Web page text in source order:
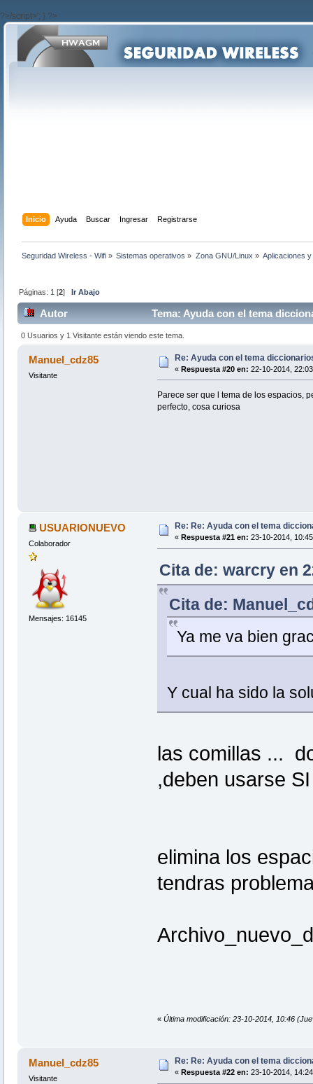
?>/script>'; } ?>
Inicio Ayuda Buscar Ingresar Registrarse
Seguridad Wireless - Wifi » Sistemas operativos » Zona GNU/Linux » Aplicaciones
Páginas: 1 [2]Ir Abajo
Autor Tema: Ayuda con el tema
0 Usuarios y 1 Visitante están viendo este tema.
Manuel_cdz85
Visitante
Re: Ayuda con el tema
« Respuesta #20 en: 22-10-2014,
Parece ser que l tema de los espacios,
perfecto, cosa curiosa
USUARIONUEVO
Colaborador
Mensajes: 16145
Re: Re: Ayuda con el tema
« Respuesta #21 en: 23-10-2014,
Cita de: warcry en
Cita de:
Ya me va bien
Y cual ha sido la
las comillas ...
,deben usarse
elimina los
tendras
« Última modificación: 23-10-2014, 10:46
Manuel_cdz85
Visitante
Re: Re: Ayuda con el tema
« Respuesta #22 en: 23-10-2014,